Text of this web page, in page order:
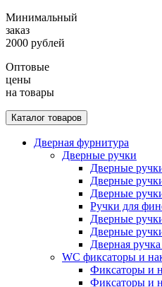
Минимальный
заказ
2000 рублей
Оптовые
цены
на товары
Каталог товаров
Дверная фурнитура
Дверные ручки
Дверные
Дверные
Дверные
Ручки для
Дверные
Дверные
Дверная
WC фиксаторы и
Фиксаторы и
Фиксаторы и